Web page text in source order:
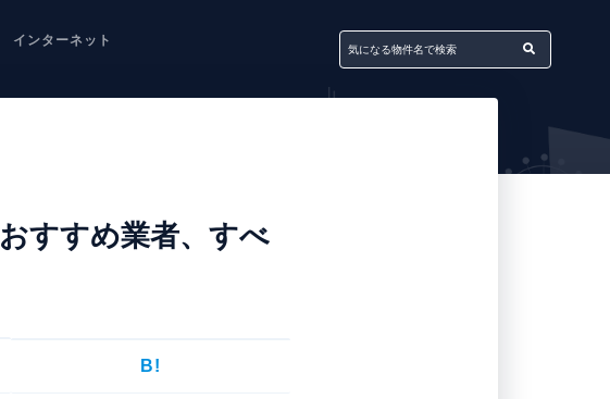
インターネット
すすめ業者、すべ
B!